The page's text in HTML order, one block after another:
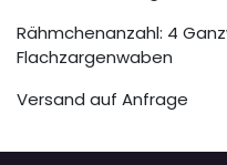
Rähmchenanzahl: 4
Flachzargenwaben
Versand auf Anfrage